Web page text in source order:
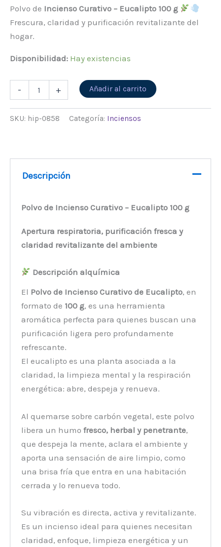
Polvo de Incienso Curativo – Eucalipto 100 g
Frescura, claridad y purificación revitalizante del
hogar.
Disponibilidad: Hay existencias
- + Añadir al carrito
SKU: hip-0858 Categoría: Inciensos
Descripción
Polvo de Incienso Curativo – Eucalipto 100 g
Apertura respiratoria, purificación fresca y
claridad revitalizante del ambiente
Descripción alquímica
El Polvo de Incienso Curativo de Eucalipto, en
formato de 100 g, es una herramienta
aromática perfecta para quienes buscan una
purificación ligera pero profundamente
refrescante.
El eucalipto es una planta asociada a la
claridad, la limpieza mental y la respiración
energética: abre, despeja y renueva.
Al quemarse sobre carbón vegetal, este polvo
libera un humofresco, herbal y penetrante,
que despeja la mente, aclara el ambiente y
aporta una sensación de aire limpio, como
una brisa fría que entra en una habitación
cerrada y lo renueva todo.
Su vibración es directa, activa y revitalizante.
Es un incienso ideal para quienes necesitan
claridad, enfoque, limpieza energética y un